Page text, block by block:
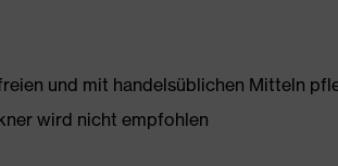
und mit handelsüblichen Mitteln
wird nicht empfohlen